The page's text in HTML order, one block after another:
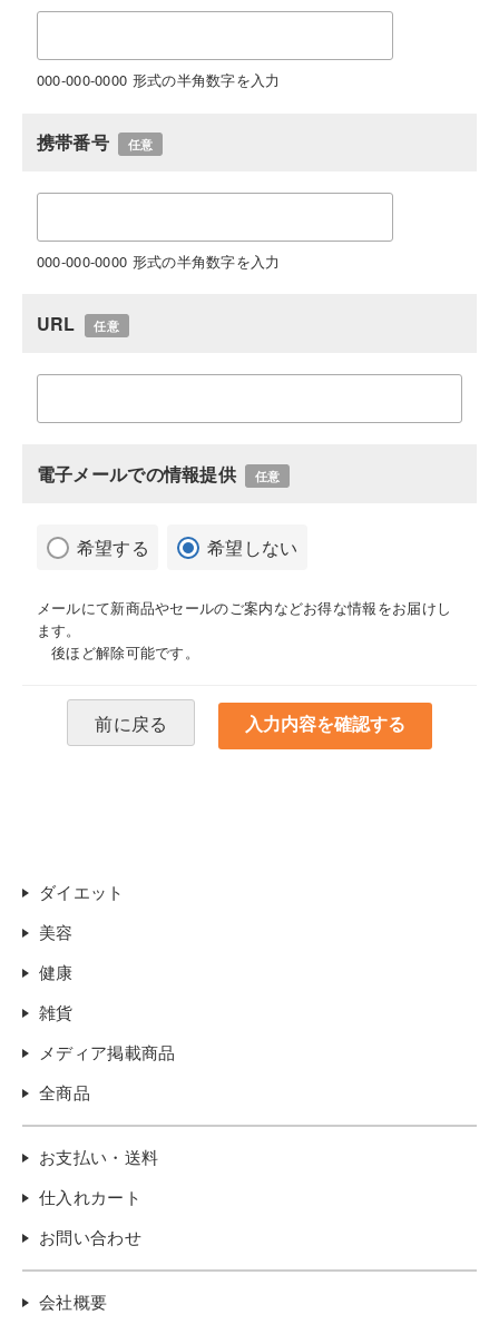
000-000-0000 形式の半角数字を入力
携帯番号 任意
000-000-0000 形式の半角数字を入力
URL 任意
電子メールでの情報提供 任意
希望する 希望しない
メールにて新商品やセールのご案内などお得な情報をお届けし
ます。
後ほど解除可能です。
前に戻る
ダイエット
美容
健康
雑貨
メディア掲載商品
全商品
お支払い・送料
仕入れカート
お問い合わせ
会社概要